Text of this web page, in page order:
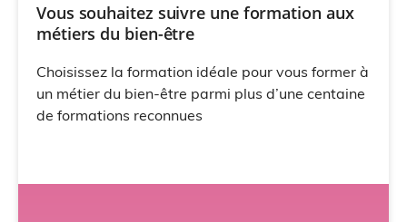
Vous souhaitez suivre une formation aux
métiers du bien-être
Choisissez la formation idéale pour vous former à
un métier du bien-être parmi plus d’une centaine
de formations reconnues